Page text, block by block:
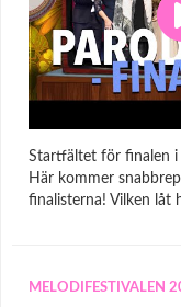
Startfältet för finalen
Här kommer
finalisterna! Vilken låt
MELODIFESTIVALEN